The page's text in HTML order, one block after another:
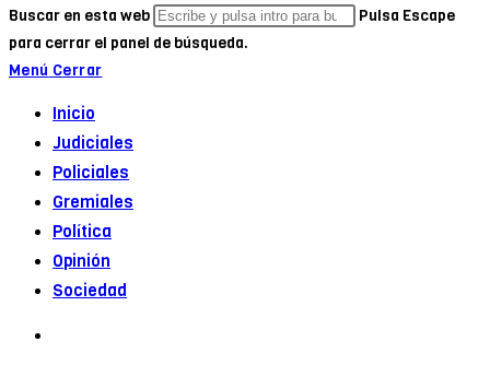
Buscar en esta web
Pulsa Escape
para cerrar el panel de búsqueda.
Menú Cerrar
Inicio
Judiciales
Policiales
Gremiales
Política
Opinión
Sociedad